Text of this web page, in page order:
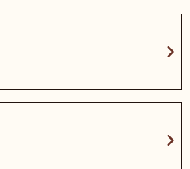
chevron_right
chevron_right